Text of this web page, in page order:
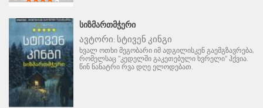
ᲡᲘᲖᲛᲐᲠᲗᲛᲭᲔᲠᲘ
ავტორი: სტივენ კინგი
ხვალ ოთხი მეგობარი იმ ადგილისკენ გაემგზავრება,
რომელსაც "კედელში გაკეთებული ხვრელი" ჰქვია.
წინ ნანატრი რვა დღე ელოდებათ.